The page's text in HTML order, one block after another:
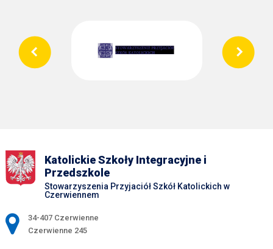
Katolickie Szkoły Integracyjne i
Przedszkole
Stowarzyszenia Przyjaciół Szkół Katolickich w
Czerwiennem
Adres pocztowy:
34-407 Czerwienne
Czerwienne 245